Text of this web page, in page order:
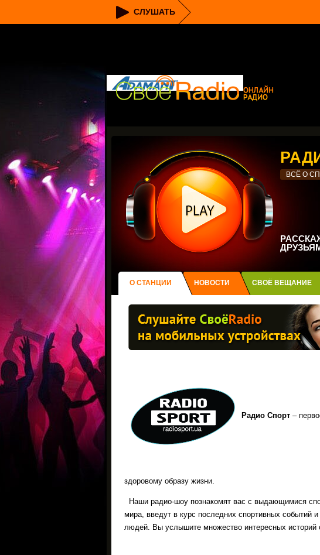
СЛУШАТЬ
ВСЁ О
О СТАНЦИИ НОВОСТИ СВОЁ ВЕЩАНИЕ
Радио Спорт –
здоровому образу жизни.
Наши радио-шоу познакомят вас с выдающимися
мира, введут в курс последних спортивных событий
людей. Вы услышите множество интересных историй